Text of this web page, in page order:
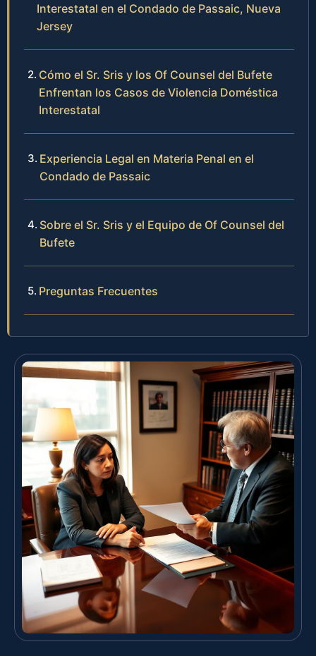
Interestatal en el Condado de Passaic, Nueva
Jersey
Cómo el Sr. Sris y los Of Counsel del Bufete
Enfrentan los Casos de Violencia Doméstica
Interestatal
Experiencia Legal en Materia Penal en el
Condado de Passaic
Sobre el Sr. Sris y el Equipo de Of Counsel del
Bufete
Preguntas Frecuentes